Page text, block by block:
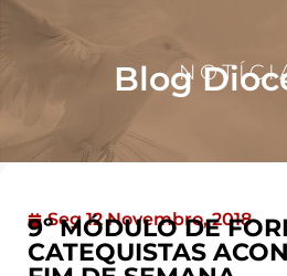
Blog
Seg 12 Novembro, 2018
9º MÓDULO DE
CATEQUISTAS